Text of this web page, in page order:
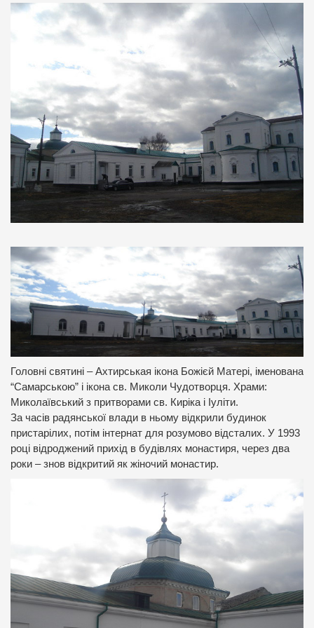
Головні святині – Ахтирськая ікона Божієй Матері, іменована
“Самарською” і ікона св. Миколи Чудотворця. Храми:
Миколаївський з притворами св. Киріка і Іуліти.
За часів радянської влади в ньому відкрили будинок
пристарілих, потім інтернат для розумово відсталих. У 1993
році відроджений прихід в будівлях монастиря, через два
роки – знов відкритий як жіночий монастир.